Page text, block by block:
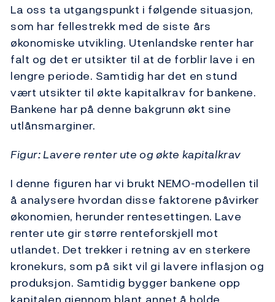
La oss ta utgangspunkt i følgende situasjon,
som har fellestrekk med de siste års
økonomiske utvikling. Utenlandske renter har
falt og det er utsikter til at de forblir lave i en
lengre periode. Samtidig har det en stund
vært utsikter til økte kapitalkrav for bankene.
Bankene har på denne bakgrunn økt sine
utlånsmarginer.
Figur: Lavere renter ute og økte kapitalkrav
I denne figuren har vi brukt NEMO-modellen til
å analysere hvordan disse faktorene påvirker
økonomien, herunder rentesettingen. Lave
renter ute gir større renteforskjell mot
utlandet. Det trekker i retning av en sterkere
kronekurs, som på sikt vil gi lavere inflasjon og
produksjon. Samtidig bygger bankene opp